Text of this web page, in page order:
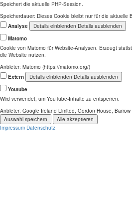
Speichert die aktuelle PHP-Session.
Speicherdauer: Dieses Cookie bleibt nur für die aktuelle
Analyse
Details einblenden Details ausblenden
Matomo
Cookie von Matomo für Website-Analysen. Erzeugt
die Website nutzen.
Anbieter: Matomo (https://matomo.org/)
Extern
Details einblenden Details ausblenden
Youtube
Wird verwendet, um YouTube-Inhalte zu entsperren.
Anbieter: Google Ireland Limited, Gordon House,
Auswahl speichern
Alle akzeptieren
Impressum Datenschutz